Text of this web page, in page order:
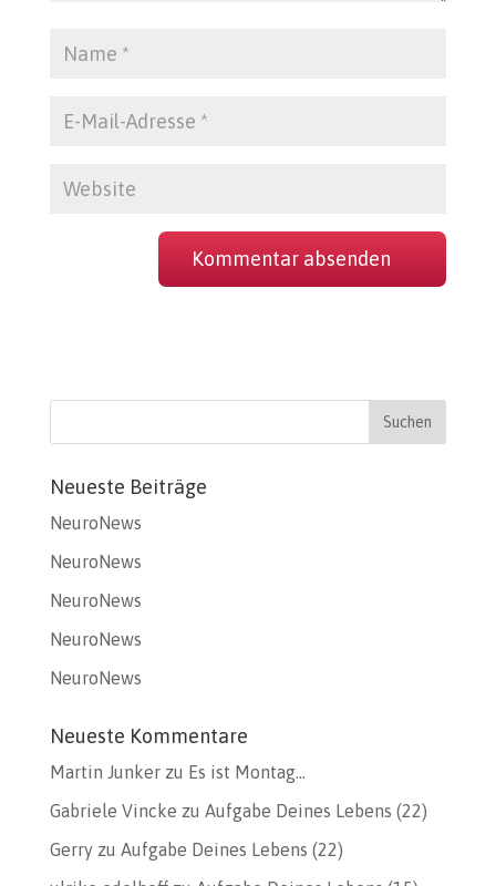
Neueste Beiträge
NeuroNews
NeuroNews
NeuroNews
NeuroNews
NeuroNews
Neueste Kommentare
Martin Junkerzu Es ist Montag…
Gabriele Vincke zu Aufgabe Deines Lebens (22)
Gerryzu Aufgabe Deines Lebens (22)